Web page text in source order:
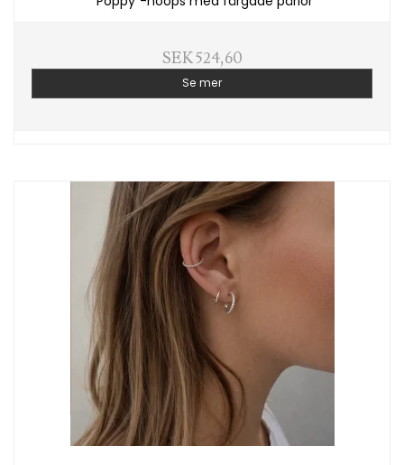
SEK 524,60
Se mer